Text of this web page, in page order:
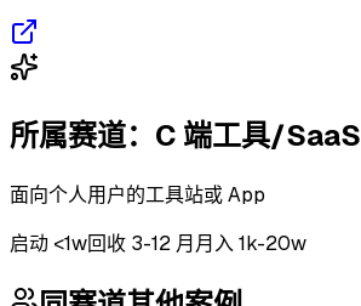
所属赛道： C 端工具/SaaS
面向个人用户的工具站或 App
启动 <1w回收 3-12 月 月入 1k-20w